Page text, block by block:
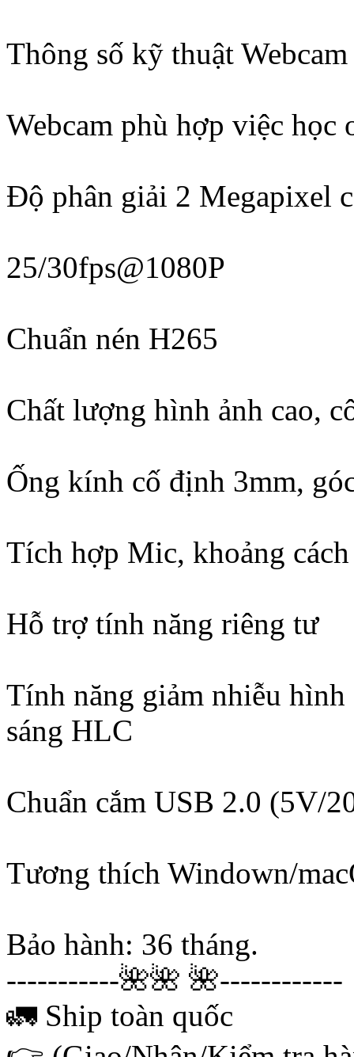
Thông số kỹ thuật
Webcam phù hợp việc
Độ phân giải 2 Megapixel
25/30fps@1080P
Chuẩn nén H265
Chất lượng hình ảnh cao,
Ống kính cố định 3mm,
Tích hợp Mic, khoảng
Hỗ trợ tính năng riêng tư
Tính năng giảm nhiễu
sáng HLC
Chuẩn cắm USB 2.0 (5V/
Tương thích Windown/
Bảo hành: 36 tháng.
-----------🌺🌺 🌺------------
🚛 Ship toàn quốc